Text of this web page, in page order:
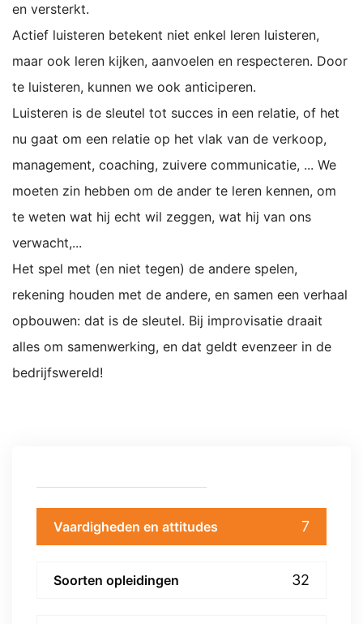
en versterkt.
Actief luisteren betekent niet enkel leren luisteren,
maar ook leren kijken, aanvoelen en respecteren. Door
te luisteren, kunnen we ook anticiperen.
Luisteren is de sleutel tot succes in een relatie, of het
nu gaat om een relatie op het vlak van de verkoop,
management, coaching, zuivere communicatie, ... We
moeten zin hebben om de ander te leren kennen, om
te weten wat hij echt wil zeggen, wat hij van ons
verwacht,...
Het spel met (en niet tegen) de andere spelen,
rekening houden met de andere, en samen een verhaal
opbouwen: dat is de sleutel. Bij improvisatie draait
alles om samenwerking, en dat geldt evenzeer in de
bedrijfswereld!
Vaardigheden en attitudes 7
Soorten opleidingen 32